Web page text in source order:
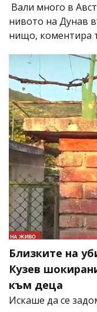
Вали много в
нивото на Дунав
нищо, коментира
Близките на
Кузев
към деца
Искаше да се